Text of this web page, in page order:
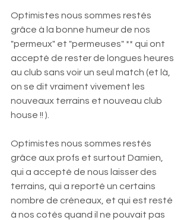
Optimistes nous sommes restés
grâce à la bonne humeur de nos
"permeux" et "permeuses" ** qui ont
accepté de rester de longues heures
au club sans voir un seul match (et là,
on se dit vraiment vivement les
nouveaux terrains et nouveau club
house !! ).
Optimistes nous sommes restés
grâce aux profs et surtout Damien,
qui a accepté de nous laisser des
terrains, qui a reporté un certains
nombre de créneaux, et qui est resté
à nos cotés quand il ne pouvait pas